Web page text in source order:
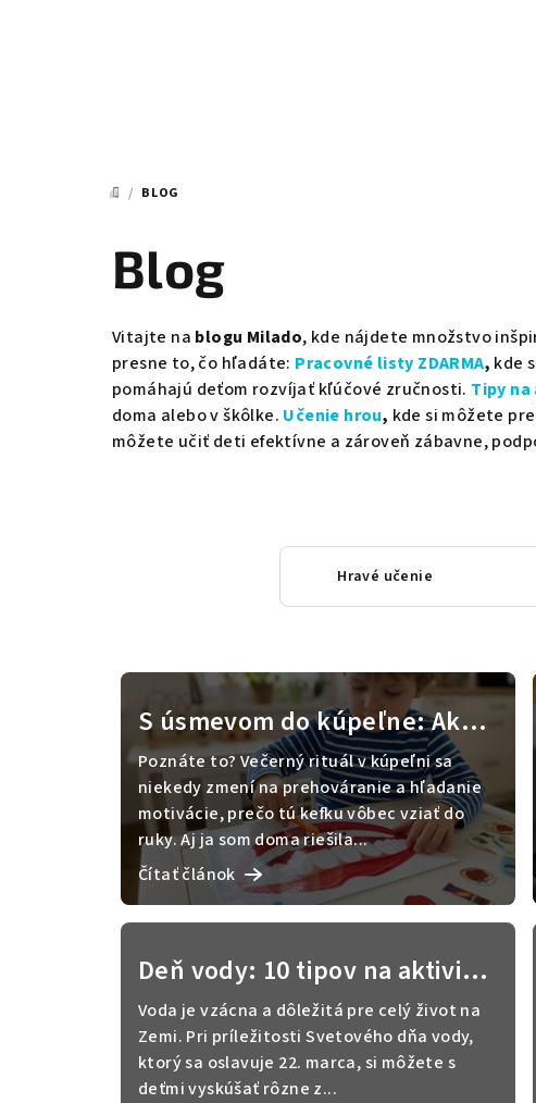
DOMOV
/ BLOG
Blog
Vitajte na blogu Milado, kde nájdete množstvo
presne to, čo hľadáte: Pracovné listy ZDARMA, kde
pomáhajú deťom rozvíjať kľúčové zručnosti. Tipy
doma alebo v škôlke. Učenie hrou, kde si môžete
môžete učiť deti efektívne a zároveň zábavne,
Hravé učenie
p
s
l
S úsmevom do kúpeľne: Ako
hrou vytvoriť pozitívny vzťah
k čisteniu zúbkov
Poznáte to? Večerný rituál v kúpeľni sa
niekedy zmení na prehováranie a hľadanie
motivácie, prečo tú kefku vôbec vziať do
ruky. Aj ja som doma riešila...
Čítať článok
Deň vody: 10 tipov na aktivity
pre deti a medaile na
stiahnutie zdarma
Voda je vzácna a dôležitá pre celý život na
Zemi. Pri príležitosti Svetového dňa vody,
ktorý sa oslavuje 22. marca, si môžete s
deťmi vyskúšať rôzne z...